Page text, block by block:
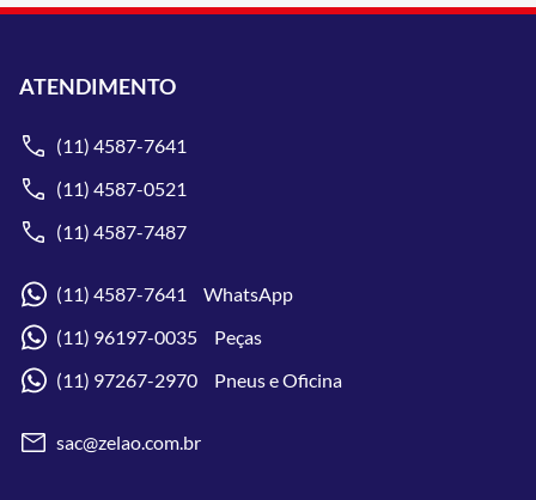
ATENDIMENTO
(11) 4587-7641
(11) 4587-0521
(11) 4587-7487
(11) 4587-7641 WhatsApp
(11) 96197-0035 Peças
(11) 97267-2970 Pneus e Oficina
sac@zelao.com.br